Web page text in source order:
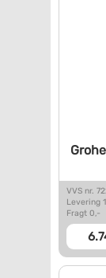
VVS nr.
Levering
Fragt 0,-